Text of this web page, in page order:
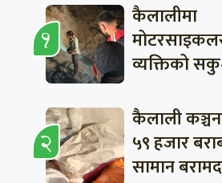
कैलालीमा
व्यक्तिको
कैलाली
५९ हजार
सामान